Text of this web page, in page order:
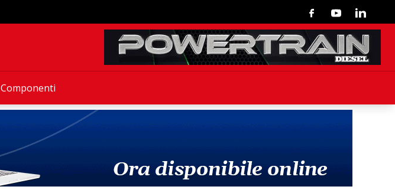
Componenti
FacebookYoutubeLinkedin